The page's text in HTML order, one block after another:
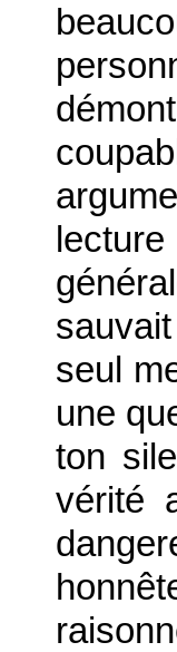
seul
une
ton
vérité